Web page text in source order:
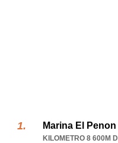
Marina El
KILOMETRO 8 600M